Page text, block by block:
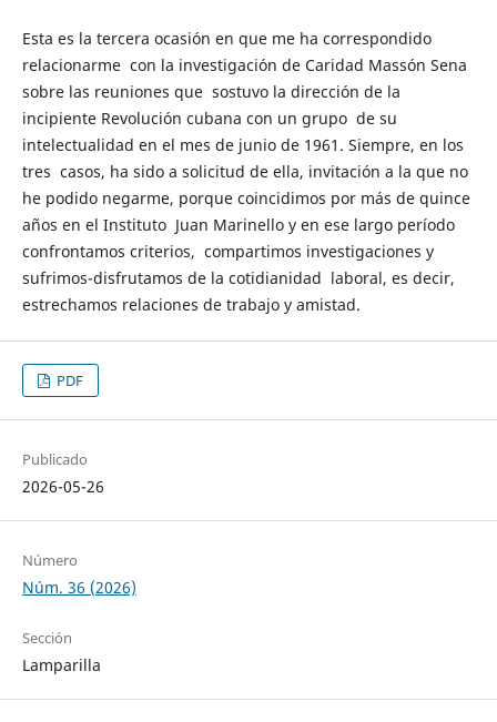
Esta es la tercera ocasión en que me ha correspondido
relacionarme con la investigación de Caridad Massón Sena
sobre las reuniones que sostuvo la dirección de la
incipiente Revolución cubana con un grupo de su
intelectualidad en el mes de junio de 1961. Siempre, en los
tres casos, ha sido a solicitud de ella, invitación a la que no
he podido negarme, porque coincidimos por más de quince
años en el Instituto Juan Marinello y en ese largo período
confrontamos criterios, compartimos investigaciones y
sufrimos-disfrutamos de la cotidianidad laboral, es decir,
estrechamos relaciones de trabajo y amistad.
PDF
Publicado
2026-05-26
Número
Núm. 36 (2026)
Sección
Lamparilla